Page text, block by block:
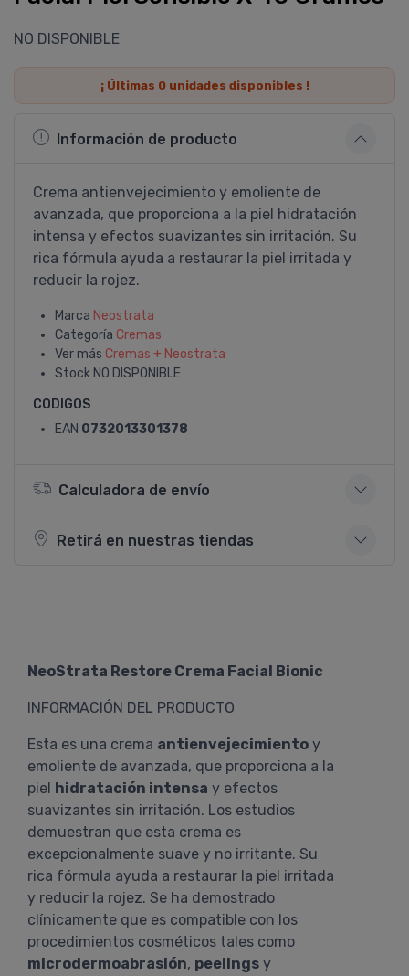
NO DISPONIBLE
¡ Últimas 0unidades disponibles !
Información de producto
Crema antienvejecimiento y emoliente de
avanzada, que proporciona a la piel hidratación
intensa y efectos suavizantes sin irritación. Su
rica fórmula ayuda a restaurar la piel irritada y
reducir la rojez.
Marca Neostrata
Categoría Cremas
Ver más Cremas + Neostrata
Stock NO DISPONIBLE
CODIGOS
EAN 0732013301378
Calculadora de envío
Retirá en nuestras tiendas
NeoStrata Restore Crema Facial Bionic
INFORMACIÓN DEL PRODUCTO
Esta es una crema antienvejecimiento y
emoliente de avanzada, que proporciona a la
piel hidratación intensa y efectos
suavizantes sin irritación. Los estudios
demuestran que esta crema es
excepcionalmente suave y no irritante. Su
rica fórmula ayuda a restaurar la piel irritada
y reducir la rojez. Se ha demostrado
clínicamente que es compatible con los
procedimientos cosméticos tales como
microdermoabrasión, peelings y